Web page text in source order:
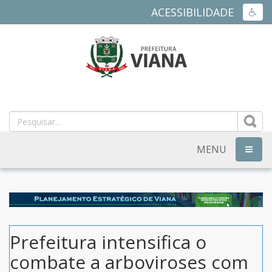
ACESSIBILIDADE
MUNICIPAL
DE
VIANA
ES
MENU
Prefeitura intensifica o
combate a arboviroses com